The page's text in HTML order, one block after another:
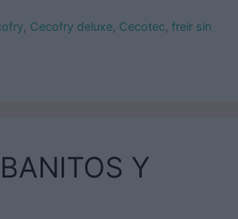
Cecofry deluxe Cecotec ,freir sin
Y